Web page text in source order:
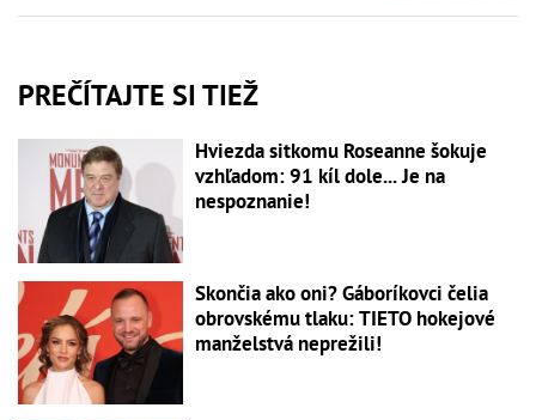
PREČÍTAJTE SI TIEŽ
Hviezda sitkomu Roseanne šokuje
vzhľadom: 91 kíl dole... Je na
nespoznanie!
Skončia ako oni? Gáboríkovci čelia
obrovskému tlaku: TIETO hokejové
manželstvá neprežili!